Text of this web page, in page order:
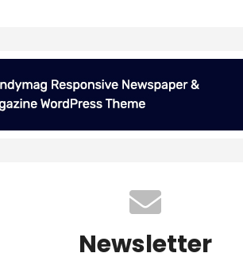
Newsletter